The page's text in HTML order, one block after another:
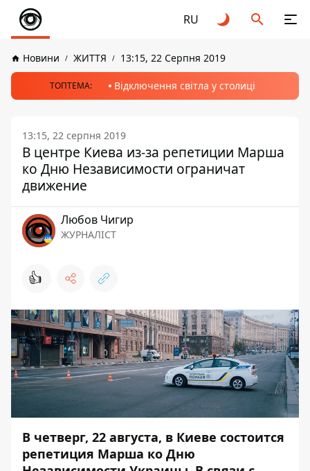
RU
Новини ЖИТТЯ 13:15, 22 Серпня 2019
ТОПТЕМА: Відключення світла у столиці
13:15, 22 серпня 2019
В центре Киева из-за репетиции Марша
ко Дню Независимости ограничат
движение
Любов Чигир
ЖУРНАЛІСТ
👍
В четверг, 22 августа, в Киеве состоится
репетиция Марша ко Дню